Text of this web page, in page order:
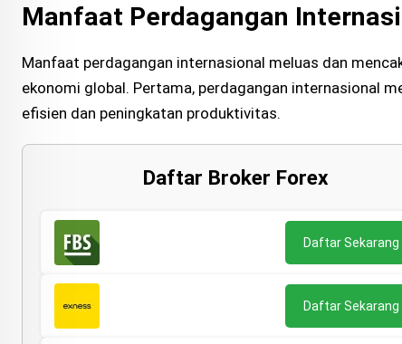
Manfaat Perdagangan
Manfaat perdagangan internasional meluas dan
ekonomi global. Pertama, perdagangan internasional
efisien dan peningkatan produktivitas.
Daftar Broker Forex
Daftar Sekarang
Daftar Sekarang